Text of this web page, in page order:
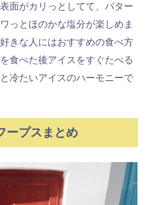
面がカリっとしてて、バター
っとほのかな塩分が楽しめま
きな人にはおすすめの食べ方
食べた後アイスをすぐたべる
冷たいアイスのハーモニーで
ープスまとめ